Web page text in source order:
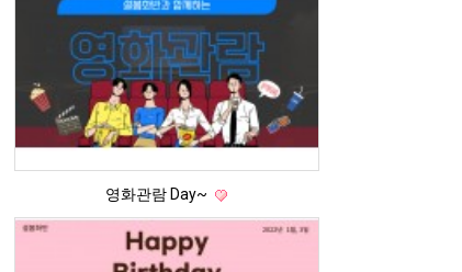
영화관람 Day~